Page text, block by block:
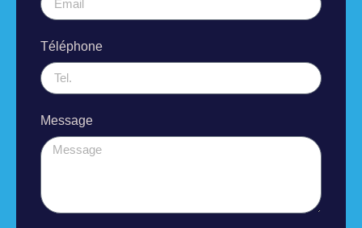
Téléphone
Message